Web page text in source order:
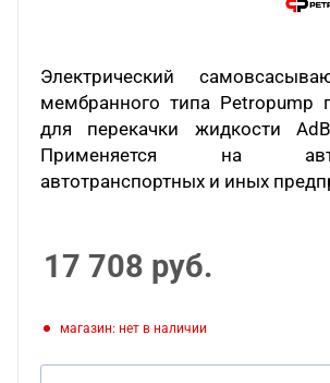
Электрический
мембранного типа Petropump
для перекачки жидкости
Применяется на
автотранспортных и иных
17 708 руб.
Магазин: нет в наличии